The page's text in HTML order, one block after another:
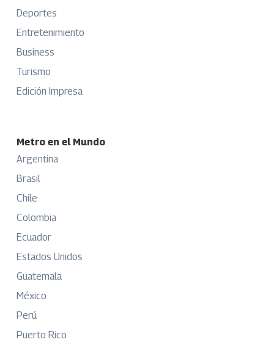
Deportes
Entretenimiento
Business
Turismo
Edición Impresa
Metro en el Mundo
Argentina
Brasil
Chile
Colombia
Ecuador
Estados Unidos
Guatemala
México
Perú
Puerto Rico